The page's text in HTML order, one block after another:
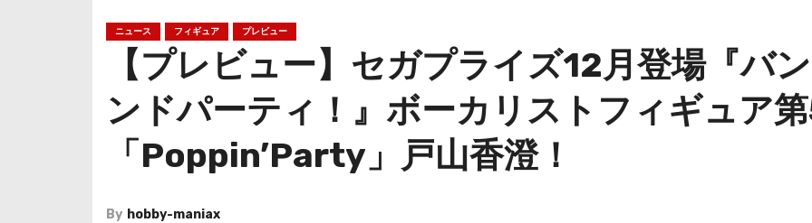
ニュース フィギュア プレビュー
【プレビュー】セガプライズ12月登場『バ
ンドパーティ！』ボーカリストフィギュア
「Poppin’Party」戸山香澄！
By hobby-maniax